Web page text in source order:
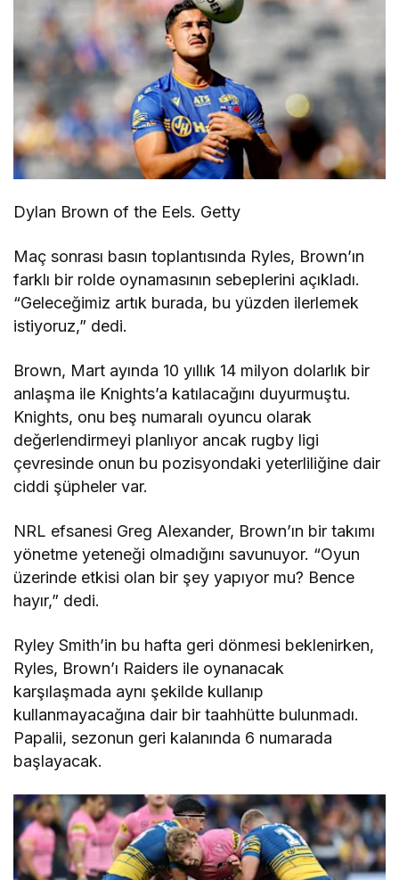
Dylan Brown of the Eels. Getty
Maç sonrası basın toplantısında Ryles, Brown’ın
farklı bir rolde oynamasının sebeplerini açıkladı.
“Geleceğimiz artık burada, bu yüzden ilerlemek
istiyoruz,” dedi.
Brown, Mart ayında 10 yıllık 14 milyon dolarlık bir
anlaşma ile Knights’a katılacağını duyurmuştu.
Knights, onu beş numaralı oyuncu olarak
değerlendirmeyi planlıyor ancak rugby ligi
çevresinde onun bu pozisyondaki yeterliliğine dair
ciddi şüpheler var.
NRL efsanesi Greg Alexander, Brown’ın bir takımı
yönetme yeteneği olmadığını savunuyor. “Oyun
üzerinde etkisi olan bir şey yapıyor mu? Bence
hayır,” dedi.
Ryley Smith’in bu hafta geri dönmesi beklenirken,
Ryles, Brown’ı Raiders ile oynanacak
karşılaşmada aynı şekilde kullanıp
kullanmayacağına dair bir taahhütte bulunmadı.
Papalii, sezonun geri kalanında 6 numarada
başlayacak.